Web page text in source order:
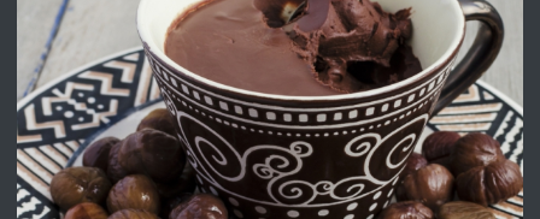
преди 2 дни
ПРЕДЛАГА Давам гараж под наем
преди 2 дни